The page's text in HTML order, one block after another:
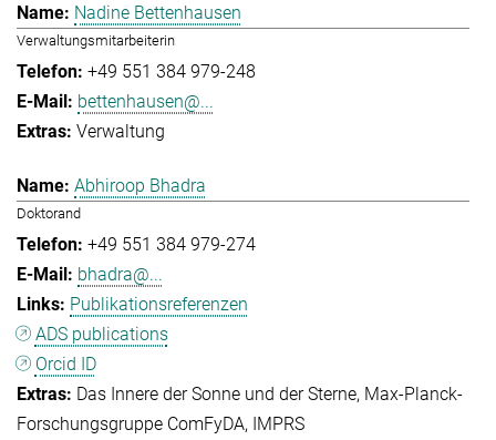
Nadine Bettenhausen
Verwaltungsmitarbeiterin
+49 551 384 979-248
bettenhausen@...
Verwaltung
Abhiroop Bhadra
Doktorand
+49 551 384 979-274
bhadra@...
Publikationsreferenzen
ADS publications
Orcid ID
Das Innere der Sonne und der Sterne Max-Planck-
Forschungsgruppe ComFyDA
IMPRS